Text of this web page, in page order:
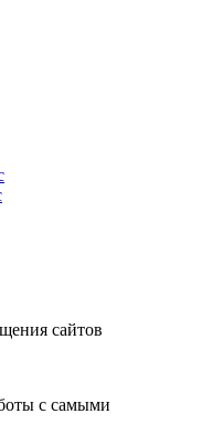
сайтов
с самыми